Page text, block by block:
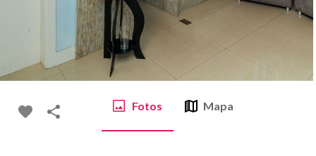
Fotos Mapa